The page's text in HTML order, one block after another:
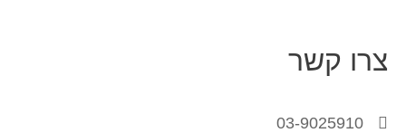
צרו קשר
03-9025910